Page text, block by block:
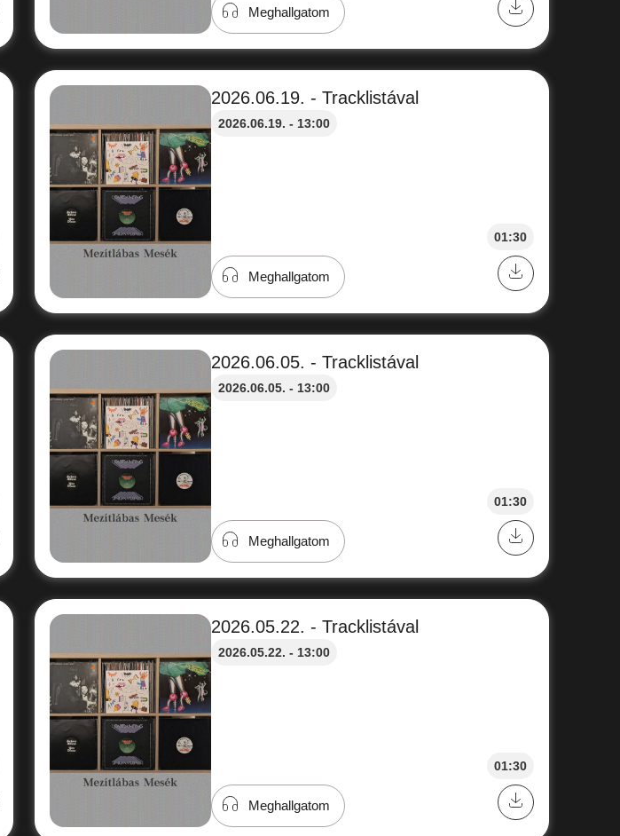
Meghallgatom
2026.06.19. - Tracklistával
2026.06.19. - 13:00
01:30
Meghallgatom
2026.06.05. - Tracklistával
2026.06.05. - 13:00
01:30
Meghallgatom
2026.05.22. - Tracklistával
2026.05.22. - 13:00
01:30
Meghallgatom